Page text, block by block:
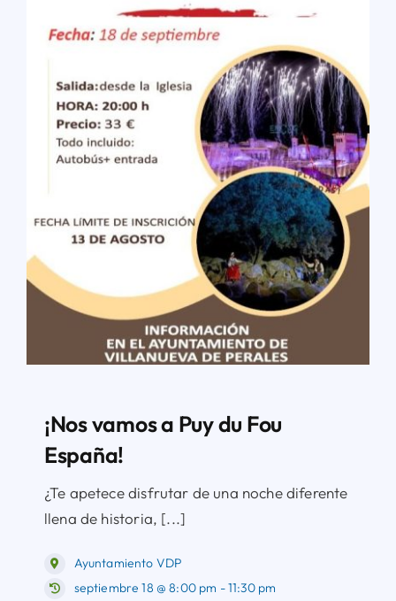
¡Nos vamos a Puy du Fou
España!
¿Te apetece disfrutar de una noche diferente
llena de historia, [...]
Ayuntamiento VDP
septiembre 18 @ 8:00 pm - 11:30 pm